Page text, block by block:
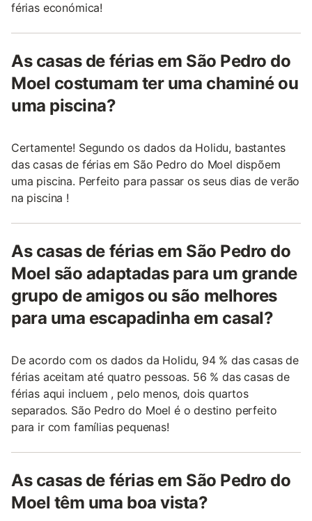
férias económica!
As casas de férias em São Pedro do
Moel costumam ter uma chaminé ou
uma piscina?
Certamente! Segundo os dados da Holidu, bastantes
das casas de férias em São Pedro do Moel dispõem
uma piscina. Perfeito para passar os seus dias de verão
na piscina !
As casas de férias em São Pedro do
Moel são adaptadas para um grande
grupo de amigos ou são melhores
para uma escapadinha em casal?
De acordo com os dados da Holidu, 94 % das casas de
férias aceitam até quatro pessoas. 56 % das casas de
férias aqui incluem , pelo menos, dois quartos
separados. São Pedro do Moel é o destino perfeito
para ir com famílias pequenas!
As casas de férias em São Pedro do
Moel têm uma boa vista?